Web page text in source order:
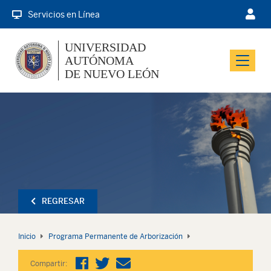
Servicios en Línea
Menu
UNIVERSIDAD
AUTÓNOMA
DE NUEVO LEÓN
REGRESAR
Inicio Programa Permanente de Arborización
Compartir: